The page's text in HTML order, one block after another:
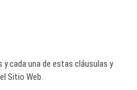
cada una de estas cláusulas y
Sitio Web.